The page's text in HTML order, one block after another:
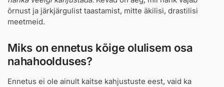
õrnust ja järkjärgulist taastamist, mitte äkilisi, drastilisi
meetmeid.
Miks on ennetus kõige olulisem osa
nahahoolduses?
Ennetus ei ole ainult kaitse kahjustuste eest, vaid ka